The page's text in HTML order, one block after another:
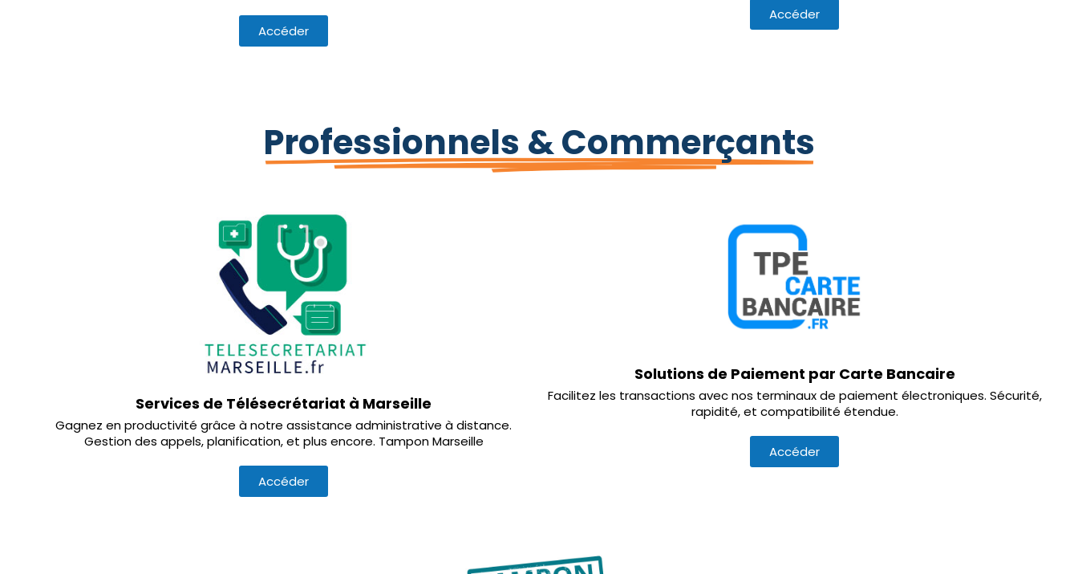
Accéder
Accéder
Professionnels & Commerçants
Services de Télésecrétariat à Marseille
Gagnez en productivité grâce à notre assistance administrative à distance.
Gestion des appels, planification, et plus encore. Tampon Marseille
Accéder
Solutions de Paiement par Carte Bancaire
Facilitez les transactions avec nos terminaux de paiement électroniques. Sécurité,
rapidité, et compatibilité étendue.
Accéder